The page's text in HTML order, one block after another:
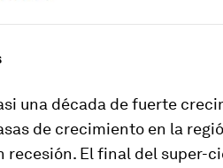
una década de fuerte
de crecimiento en la
recesión. El final del super-